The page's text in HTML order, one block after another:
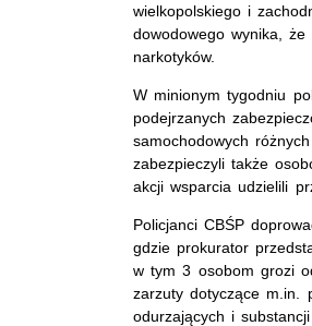
wielkopolskiego i
dowodowego wynika,
narkotyków.
W minionym tygodniu
podejrzanych
samochodowych
zabezpieczyli także
akcji wsparcia udzielili
Policjanci CBŚP
gdzie prokurator
w tym 3 osobom grozi
zarzuty dotyczące m.in.
odurzających i